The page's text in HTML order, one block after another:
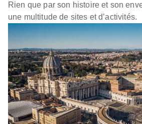
Rien que par son histoire et son
une multitude de sites et d’activités.